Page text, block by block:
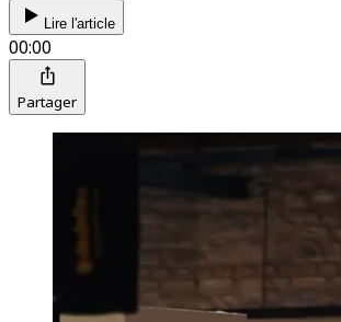
Lire l'article
00:00
Partager